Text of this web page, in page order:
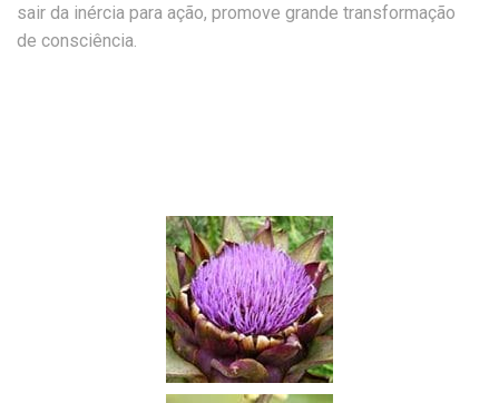
sair da inércia para ação, promove grande transformação
de consciência.